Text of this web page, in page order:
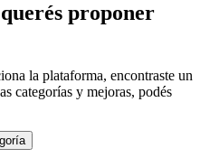
proponer
la plataforma, encontraste un
categorías y mejoras, podés